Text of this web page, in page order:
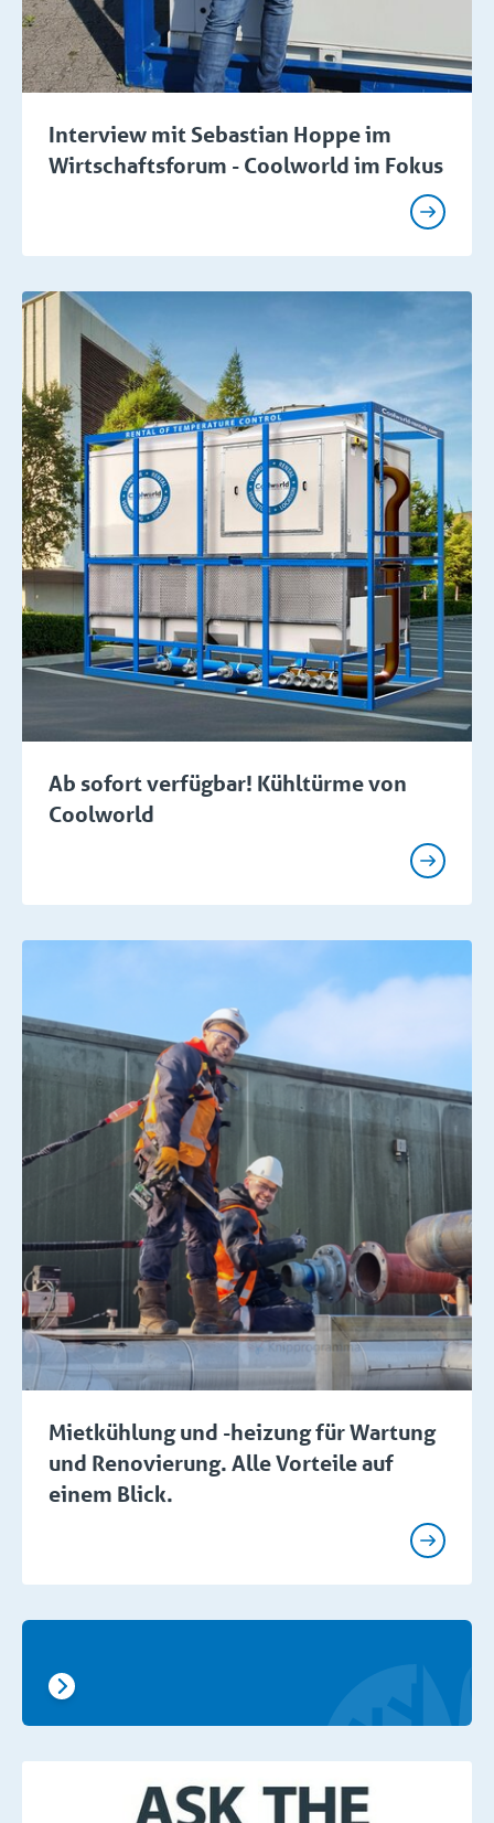
Interview mit Sebastian Hoppe im
Wirtschaftsforum - Coolworld im Fokus
Ab sofort verfügbar! Kühltürme von
Coolworld
Mietkühlung und -heizung für Wartung
und Renovierung. Alle Vorteile auf
einem Blick.